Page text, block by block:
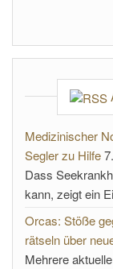
Medizinischer
Segler zu Hilfe
Dass
kann, zeigt ein
Orcas: Stöße
rätseln über
Mehrere